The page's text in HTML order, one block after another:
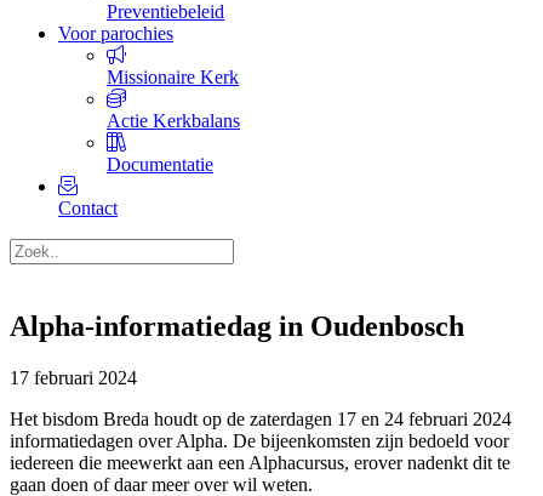
Preventiebeleid
Voor parochies
Missionaire Kerk
Actie Kerkbalans
Documentatie
Contact
Alpha-informatiedag in Oudenbosch
17 februari 2024
Het bisdom Breda houdt op de zaterdagen 17 en 24 februari 2024
informatiedagen over Alpha. De bijeenkomsten zijn bedoeld voor
iedereen die meewerkt aan een Alphacursus, erover nadenkt dit te
gaan doen of daar meer over wil weten.